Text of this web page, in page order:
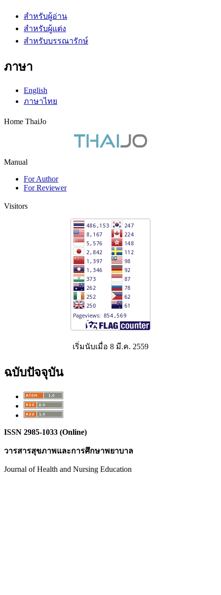
สำหรับผู้อ่าน
สำหรับผู้แต่ง
สำหรับบรรณารักษ์
ภาษา
English
ภาษาไทย
Home ThaiJo
Manual
For Author
For Reviewer
Visitors
เริ่มนับเมื่อ 8 มี.ค. 2559
ฉบับปัจจุบัน
ISSN 2985-1033 (Online)
วารสารสุขภาพและการศึกษาพยาบาล
Journal of Health and Nursing Education